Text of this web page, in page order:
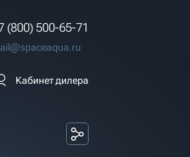
(800) 500-65-71
Кабинет дилера